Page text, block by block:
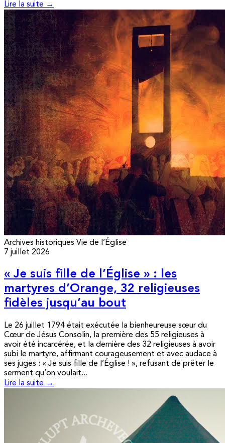
Lire la suite →
Archives historiques Vie de l’Église
7 juillet 2026
« Je suis fille de l’Église » : les
martyres d’Orange, 32 religieuses
fidèles jusqu’au bout
Le 26 juillet 1794 était exécutée la bienheureuse sœur du
Cœur de Jésus Consolin, la première des 55 religieuses à
avoir été incarcérée, et la dernière des 32 religieuses à avoir
subi le martyre, affirmant courageusement et avec audace à
ses juges : « Je suis fille de l’Église ! », refusant de prêter le
serment qu’on voulait...
Lire la suite →